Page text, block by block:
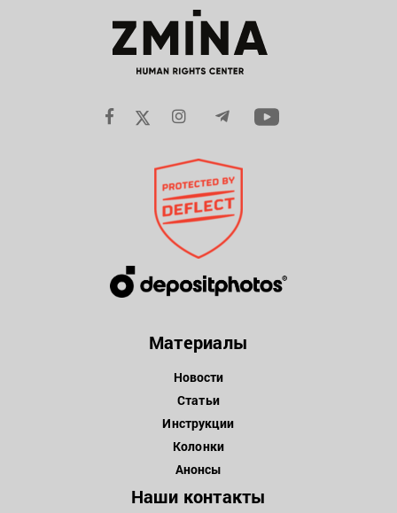
Материалы
Новости
Статьи
Инструкции
Колонки
Анонсы
Наши контакты